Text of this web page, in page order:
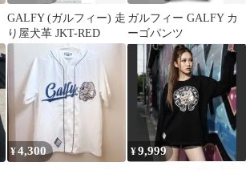
GALFY (ガルフィー) 走
り屋犬革 JKT-RED
ガルフィー GALFY カ
ーゴパンツ
¥4,300 ¥9,999